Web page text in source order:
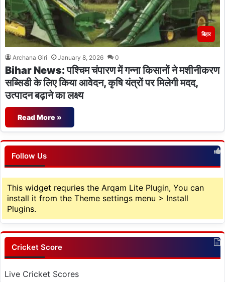
बिहार
Archana Giri January 8, 2026 0
Bihar News: पश्चिम चंपारण में गन्ना किसानों ने मशीनीकरण
सब्सिडी के लिए किया आवेदन, कृषि यंत्रों पर मिलेगी मदद,
उत्पादन बढ़ाने का लक्ष्य
Read More »
Follow Us
This widget requries the Arqam Lite Plugin, You can
install it from the Theme settings menu > Install
Plugins.
Cricket Score
Live Cricket Scores